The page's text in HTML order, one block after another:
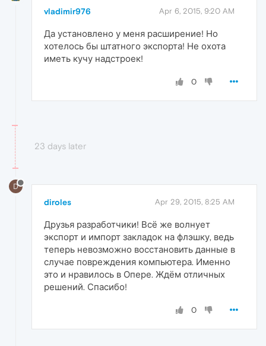
vladimir976 Apr 6, 2015, 9:20 AM
Да установлено у меня расширение! Но
хотелось бы штатного экспорта! Не охота
иметь кучу надстроек!
0
23 days later
D
diroles Apr 29, 2015, 8:25 AM
Друзья разработчики! Всё же волнует
экспорт и импорт закладок на флэшку, ведь
теперь невозможно восстановить данные в
случае повреждения компьютера. Именно
это и нравилось в Опере. Ждём отличных
решений. Спасибо!
0